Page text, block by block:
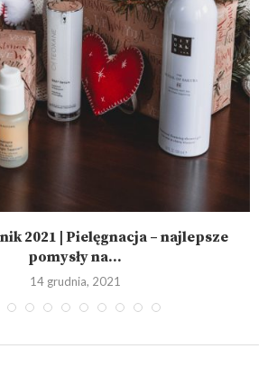
2021 | Pielęgnacja – najlepsze
pomysły na...
14 grudnia, 2021